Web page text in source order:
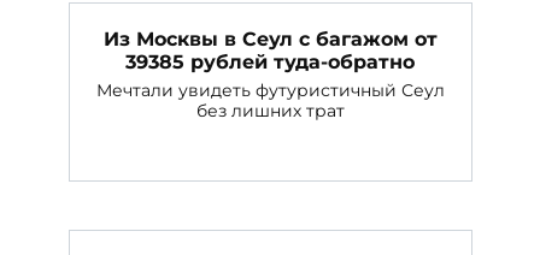
Из Москвы в Сеул с багажом от
39385 рублей туда-обратно
Мечтали увидеть футуристичный Сеул
без лишних трат